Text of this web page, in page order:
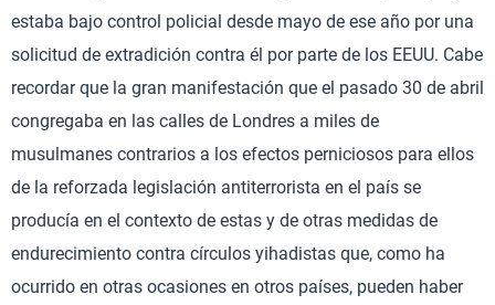
estaba bajo control policial desde mayo de ese año por una
solicitud de extradición contra él por parte de los EEUU. Cabe
recordar que la gran manifestación que el pasado 30 de abril
congregaba en las calles de Londres a miles de
musulmanes contrarios a los efectos perniciosos para ellos
de la reforzada legislación antiterrorista en el país se
producía en el contexto de estas y de otras medidas de
endurecimiento contra círculos yihadistas que, como ha
ocurrido en otras ocasiones en otros países, pueden haber